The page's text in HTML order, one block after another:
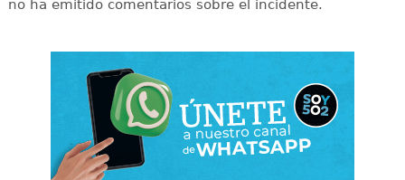
no ha emitido comentarios sobre el incidente.